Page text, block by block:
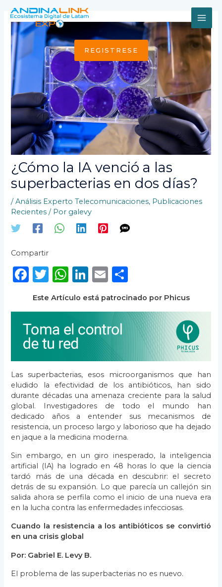
contenido
REGISTRESE
¿Cómo la IA venció a las
superbacterias en dos días?
/Análisis Experto Telecomunicaciones, Publicaciones
Recientes / Por galevy
Compartir
F
a
c
e
b
o
o
k
T
w
it
te
r
W
h
a
ts
A
p
p
Li
n
k
e
dI
E
m
ai
l
m
p
ar
r
Este Artículo está patrocinado por Phicus
Las superbacterias, esos microorganismos que han
eludido la efectividad de los antibióticos, han sido
durante décadas una amenaza creciente para la salud
global. Investigadores de todo el mundo han
dedicado años a entender sus mecanismos de
resistencia, un proceso largo y laborioso que ha dejado
en jaque a la medicina moderna.
Sin embargo, en un giro inesperado, la inteligencia
artificial (IA) ha logrado en 48 horas lo que la ciencia
tardó más de una década en descubrir: el secreto
detrás de su expansión. Lo que parecía un callejón sin
salida ahora se perfila como el inicio de una nueva era
en la lucha contra las enfermedades infecciosas.
Cuando la resistencia a los antibióticos se convirtió
en una crisis global
Por: Gabriel E. Levy B.
El problema de las superbacterias no es nuevo.